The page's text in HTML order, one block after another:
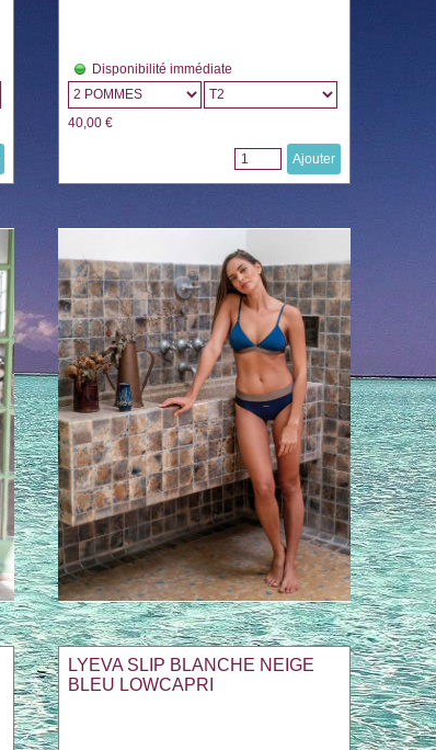
Disponibilité immédiate
40,00 €
Ajouter
LYEVA SLIP BLANCHE NEIGE
BLEU LOWCAPRI